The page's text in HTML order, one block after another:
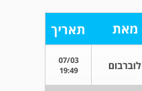
מאת תאריך
לוברבום
07/03
19:49